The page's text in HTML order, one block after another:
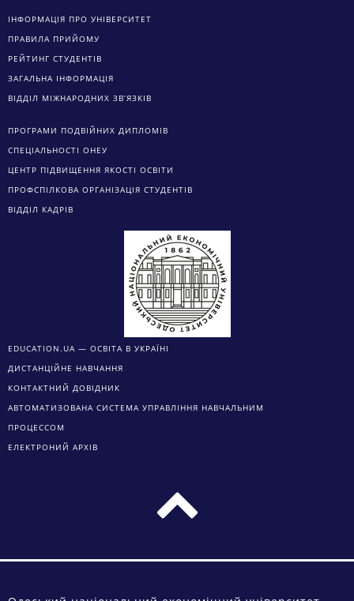
ІНФОРМАЦІЯ ПРО УНІВЕРСИТЕТ
ПРАВИЛА ПРИЙОМУ
РЕЙТИНГ СТУДЕНТІВ
ЗАГАЛЬНА ІНФОРМАЦІЯ
ВІДДІЛ МІЖНАРОДНИХ ЗВ’ЯЗКІВ
ПРОГРАМИ ПОДВІЙНИХ ДИПЛОМІВ
СПЕЦІАЛЬНОСТІ ОНЕУ
ЦЕНТР ПІДВИЩЕННЯ ЯКОСТІ ОСВІТИ
ПРОФСПІЛКОВА ОРГАНІЗАЦІЯ СТУДЕНТІВ
ВІДДІЛ КАДРІВ
EDUCATION.UA — ОСВІТА В УКРАЇНІ
ДИСТАНЦІЙНЕ НАВЧАННЯ
КОНТАКТНИЙ ДОВІДНИК
АВТОМАТИЗОВАНА СИСТЕМА УПРАВЛІННЯ НАВЧАЛЬНИМ
ПРОЦЕССОМ
ЕЛЕКТРОНИЙ АРХІВ